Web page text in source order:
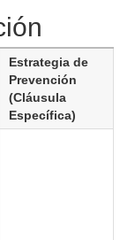
Estrategia de
Prevención
(Cláusula
Específica)